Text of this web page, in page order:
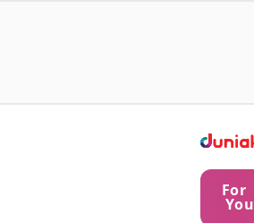
For
You